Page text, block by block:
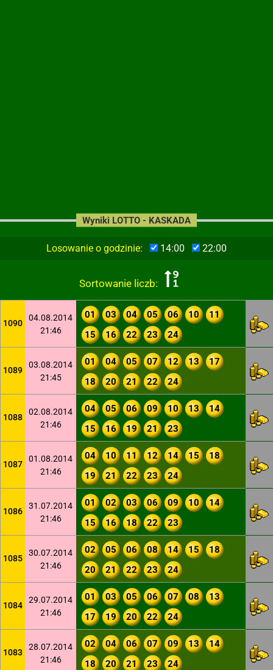
Losowanie o godzinie: 14:00 22:00
Sortowanie liczb:
Wyniki LOTTO - KASKADA
1090
04.08.2014
21:46
01 03 04 05 06 10
11
15
16 22 23 24
1089
03.08.2014
21:45
01 04 05 07 12 13
17
18
20 21 22 24
1088
02.08.2014
21:46
04 05 06 09 10 13
14
15
16 19 21 23
1087
01.08.2014
21:46
04 10 11 12 14 15
18
19
21 22 23 24
1086
31.07.2014
21:46
01 02 03 06 09 10
14
15
16 18 22 23
1085
30.07.2014
21:46
02 05 06 08 14 15
18
20
21 22 23 24
1084
29.07.2014
21:46
01 03 05 06 07 08
13
17
19 20 22 24
1083
28.07.2014
21:46
02 04 06 07 09 13
14
18
20 21 23 24